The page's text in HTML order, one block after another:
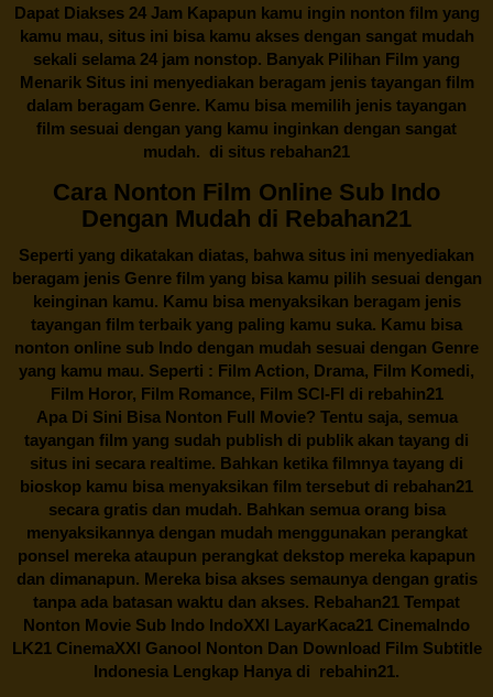
Dapat Diakses 24 Jam Kapapun kamu ingin nonton film yang
kamu mau, situs ini bisa kamu akses dengan sangat mudah
sekali selama 24 jam nonstop. Banyak Pilihan Film yang
Menarik Situs ini menyediakan beragam jenis tayangan film
dalam beragam Genre. Kamu bisa memilih jenis tayangan
film sesuai dengan yang kamu inginkan dengan sangat
mudah. di situs rebahan21
Cara Nonton Film Online Sub Indo
Dengan Mudah di Rebahan21
Seperti yang dikatakan diatas, bahwa situs ini menyediakan
beragam jenis Genre film yang bisa kamu pilih sesuai dengan
keinginan kamu. Kamu bisa menyaksikan beragam jenis
tayangan film terbaik yang paling kamu suka. Kamu bisa
nonton online sub Indo dengan mudah sesuai dengan Genre
yang kamu mau. Seperti : Film Action, Drama, Film Komedi,
Film Horor, Film Romance, Film SCI-FI di rebahin21
Apa Di Sini Bisa Nonton Full Movie? Tentu saja, semua
tayangan film yang sudah publish di publik akan tayang di
situs ini secara realtime. Bahkan ketika filmnya tayang di
bioskop kamu bisa menyaksikan film tersebut di rebahan21
secara gratis dan mudah. Bahkan semua orang bisa
menyaksikannya dengan mudah menggunakan perangkat
ponsel mereka ataupun perangkat dekstop mereka kapapun
dan dimanapun. Mereka bisa akses semaunya dengan gratis
tanpa ada batasan waktu dan akses. Rebahan21 Tempat
Nonton Movie Sub Indo IndoXXI LayarKaca21 CinemaIndo
LK21 CinemaXXI Ganool Nonton Dan Download Film Subtitle
Indonesia Lengkap Hanya di rebahin21.